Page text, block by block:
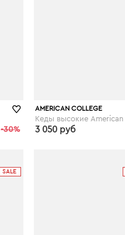
-30%
AMERICAN COLLEGE
3 050 руб
SALE